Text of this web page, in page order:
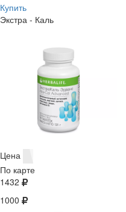
Купить
Экстра - Каль
Цена
По карте
1432
1000